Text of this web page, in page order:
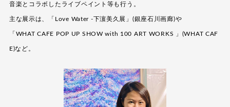
音楽とコラボしたライブペイント等も行う。
主な展示は、「Love Water -下濵美久展」(銀座石川画廊)や
「WHAT CAFE POP UP SHOW with 100 ART WORKS 」(WHAT CAF
E)など。